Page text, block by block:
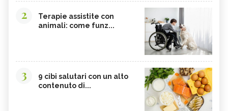
2
Terapie assistite con
animali: come funz...
3
9 cibi salutari con un alto
contenuto di...